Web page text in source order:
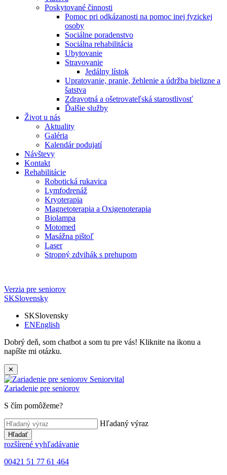
Poskytované činnosti
Pomoc pri odkázanosti na pomoc inej fyzickej
osoby
Sociálne poradenstvo
Sociálna rehabilitácia
Ubytovanie
Stravovanie
Jedálny lístok
Upratovanie, pranie, žehlenie a údržba bielizne a
šatstva
Zdravotná a ošetrovateľská starostlivosť
Ďalšie služby
Život u nás
Aktuality
Galéria
Kalendár podujatí
Návštevy
Kontakt
Rehabilitácie
Robotická rukavica
Lymfodrenáž
Kryoterapia
Magnetoterapia a Oxigenoterapia
Biolampa
Motomed
Masážna pištoľ
Laser
Stropný zdvihák s prehupom
Verzia pre seniorov
SKSlovensky
SKSlovensky
ENEnglish
Dobrý deň, som chatbot a som tu pre vás! Kliknite na ikonu a
napíšte mi otázku.
✕
Zariadenie pre seniorov
S čím pomôžeme?
Hľadaný výraz
Hľadať
rozšírené vyhľadávanie
00421 51 77 61 464